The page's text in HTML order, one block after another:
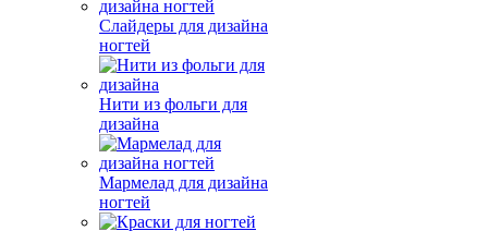
Слайдеры для дизайна
ногтей
Нити из фольги для
дизайна
Мармелад для дизайна
ногтей